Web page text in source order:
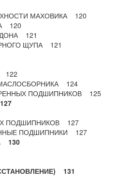
МАХОВИКА 120
120
121
ЩУПА 121
122
124
ПОДШИПНИКОВ 125
ПОДШИПНИКОВ 127
ПОДШИПНИКИ 127
130
131